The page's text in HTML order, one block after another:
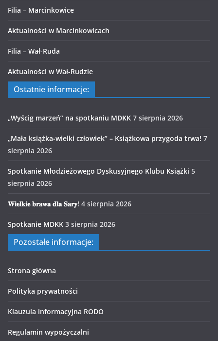
Filia – Marcinkowice
Aktualności w Marcinkowicach
Filia – Wał-Ruda
Aktualności w Wał-Rudzie
Ostatnie informacje:
„Wyścig marzeń” na spotkaniu MDKK 7 sierpnia 2026
„Mała książka-wielki człowiek” – Książkowa przygoda trwa! 7
sierpnia 2026
Spotkanie Młodzieżowego Dyskusyjnego Klubu Książki 5
sierpnia 2026
𝐖𝐢𝐞𝐥𝐤𝐢𝐞 𝐛𝐫𝐚𝐰𝐚 𝐝𝐥𝐚 𝐒𝐚𝐫𝐲! 4 sierpnia 2026
Spotkanie MDKK 3 sierpnia 2026
Pozostałe informacje:
Strona główna
Polityka prywatności
Klauzula informacyjna RODO
Regulamin wypożyczalni